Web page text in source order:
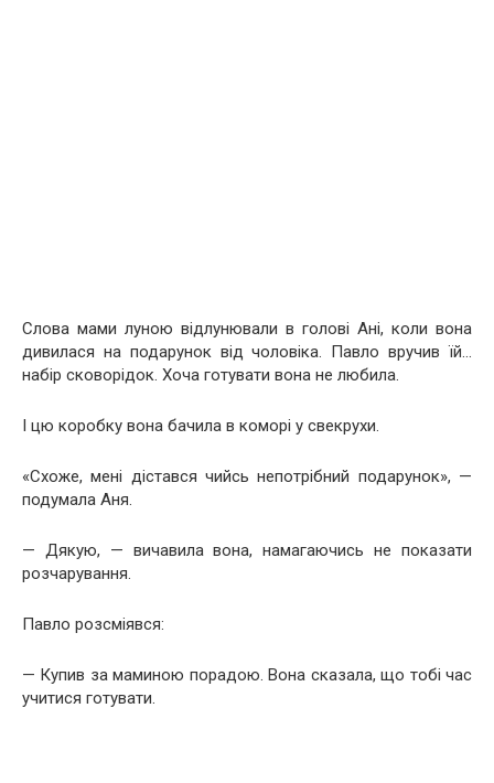
Слова мами луною відлунювали в голові Ані, коли вона
дивилася на подарунок від чоловіка. Павло вручив їй…
набір сковорідок. Хоча готувати вона не любила.
І цю коробку вона бачила в коморі у свекрухи.
«Схоже, мені дістався чийсь непотрібний подарунок», —
подумала Аня.
— Дякую, — вичавила вона, намагаючись не показати
розчарування.
Павло розсміявся:
— Купив за маминою порадою. Вона сказала, що тобі час
учитися готувати.